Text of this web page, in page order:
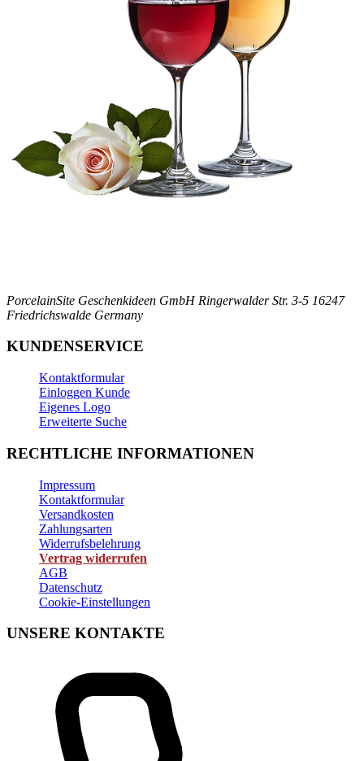
PorcelainSite Geschenkideen GmbH Ringerwalder Str. 3-5 16247
Friedrichswalde Germany
KUNDENSERVICE
Kontaktformular
Einloggen Kunde
Eigenes Logo
Erweiterte Suche
RECHTLICHE INFORMATIONEN
Impressum
Kontaktformular
Versandkosten
Zahlungsarten
Widerrufsbelehrung
Vertrag widerrufen
AGB
Datenschutz
Cookie-Einstellungen
UNSERE KONTAKTE